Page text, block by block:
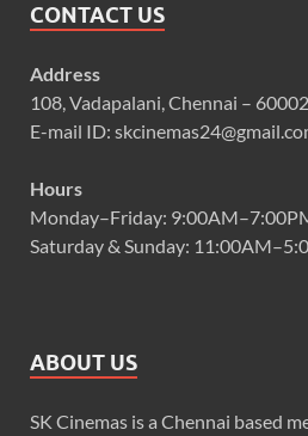
CONTACT US
Address
108, Vadapalani, Chennai –
E-mail ID:
Hours
Monday–Friday:
Saturday & Sunday:
ABOUT US
SK Cinemas is a Chennai based